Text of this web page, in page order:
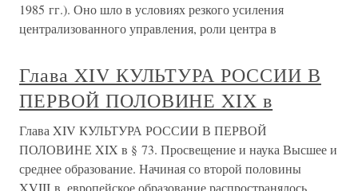
1985 гг.). Оно шло в условиях резкого усиления
централизованного управления, роли центра в
Глава XIV КУЛЬТУРА РОССИИ В
ПЕРВОЙ ПОЛОВИНЕ XIX в
Глава XIV КУЛЬТУРА РОССИИ В ПЕРВОЙ
ПОЛОВИНЕ XIX в § 73. Просвещение и наука Высшее и
среднее образование. Начиная со второй половины